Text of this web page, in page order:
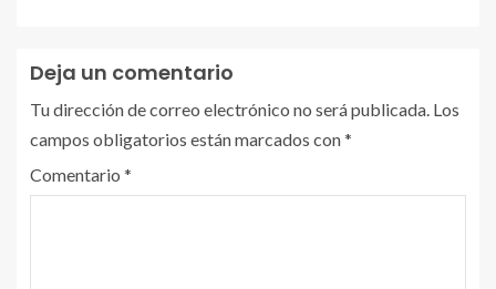
Deja un comentario
Tu dirección de correo electrónico no será publicada. Los
campos obligatorios están marcados con*
Comentario *